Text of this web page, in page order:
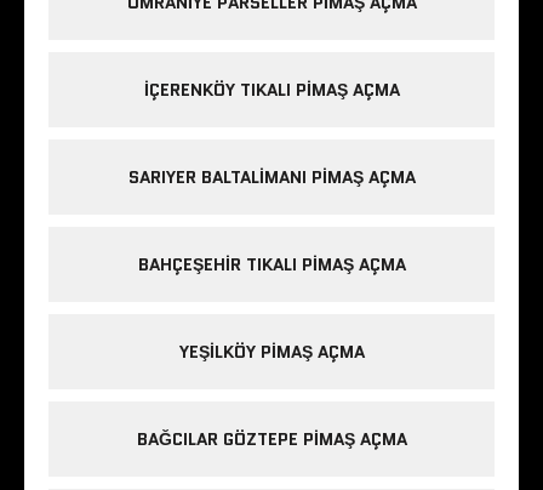
IÇERENKÖY TIKALI PIMAŞ AÇMA
SARIYER BALTALIMANI PIMAŞ AÇMA
BAHÇEŞEHIR TIKALI PIMAŞ AÇMA
YEŞILKÖY PIMAŞ AÇMA
BAĞCILAR GÖZTEPE PIMAŞ AÇMA